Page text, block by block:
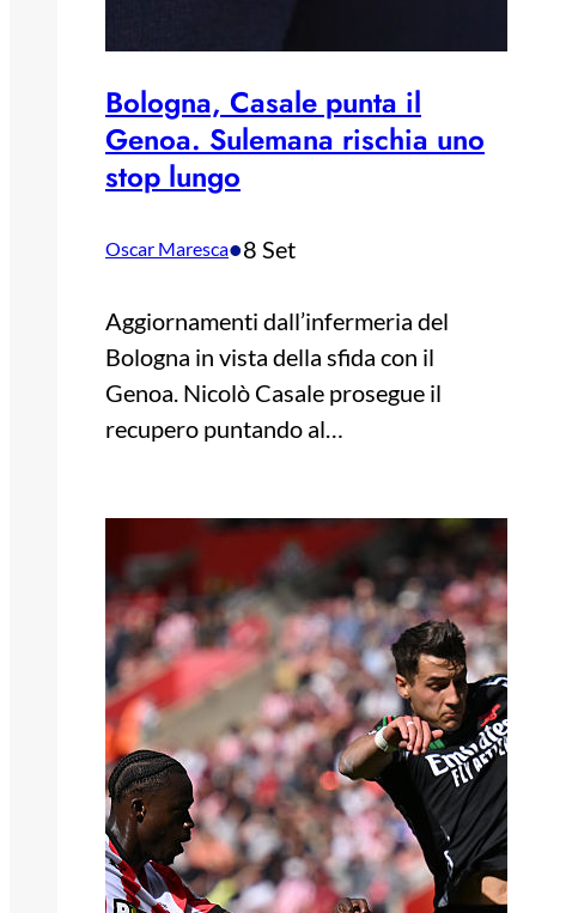
Bologna, Casale punta il
Genoa. Sulemana rischia uno
stop lungo
Oscar Maresca•8 Set
Aggiornamenti dall’infermeria del
Bologna in vista della sfida con il
Genoa. Nicolò Casale prosegue il
recupero puntando al…